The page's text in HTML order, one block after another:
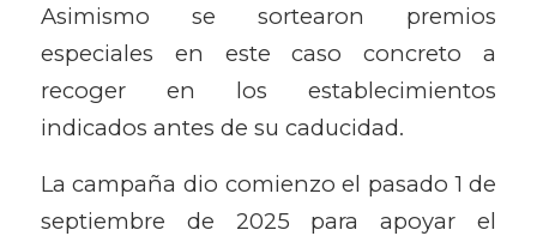
Asimismo se sortearon premios
especiales en este caso concreto a
recoger en los establecimientos
indicados antes de su caducidad.
La campaña dio comienzo el pasado 1 de
septiembre de 2025 para apoyar el